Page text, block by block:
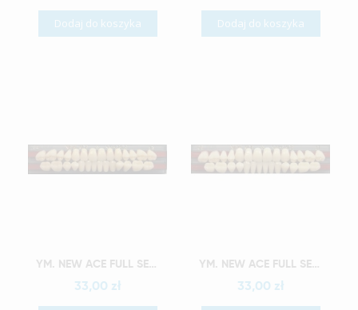
Dodaj do koszyka Dodaj do koszyka
Szybki podgląd YM. NEW ACE FULL SET - AKRYLOWE ZĘBY SZTUCZNE - D4-O4
33,00 zł
Szybki podgląd YM. NEW ACE FULL SET - AKRYLOWE ZĘBY SZTUCZNE - D4-O5
33,00 zł